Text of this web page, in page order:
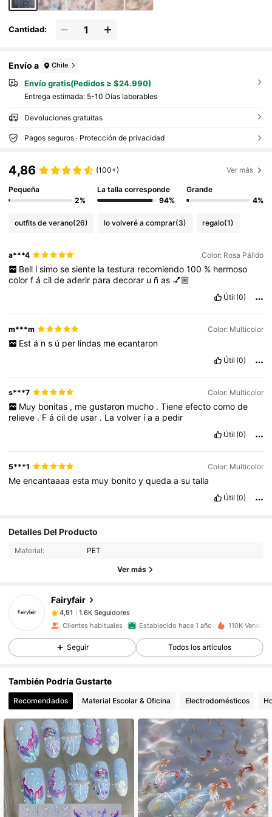
Cantidad:
Envío a Chile
Envío gratis(Pedidos ≥ $24.990)
Entrega estimada: 5-10 Días laborables
Devoluciones gratuitas
Pagos seguros · Protección de privacidad
4,86 (100+) Ver más
Pequeña
2%
La talla corresponde
94%
Grande
4%
outfits de verano(26) lo volveré a comprar(3) regalo(1)
a***4 Color: Rosa Pálido
Bell ísimo se siente la testura recomiendo 100 % hermoso
colorfácildeaderir paradecorar u ñas 💅🏼
Útil (0)
m***m Color: Multicolor
Est á n s ú per lindas me ecantaron
Útil (0)
s***7 Color: Multicolor
Muy bonitas , me gustaron mucho . Tiene efecto como de
relieve . Fácilde usar . Lavolver íaa pedir
Útil (0)
5***1 Color: Multicolor
Meencantaaaaesta muy bonitoyquedaasutalla
Útil (0)
Detalles Del Producto
Material: PET
Ver más
Fairyfair
4,91
1.6K Seguidores
c***xpagóHace 1 día
4,91 1.6K Seguidores
4,91 1.6K Seguidores
4,91 1.6K Seguidores
4,91 1.6K Seguidores
4,91 1.6K Seguidores
Clientes habituales Establecido hace 1 año 110K
Seguir Todos los artículos
También Podría Gustarte
Recomendados Material Escolar & Oficina Electrodomésticos